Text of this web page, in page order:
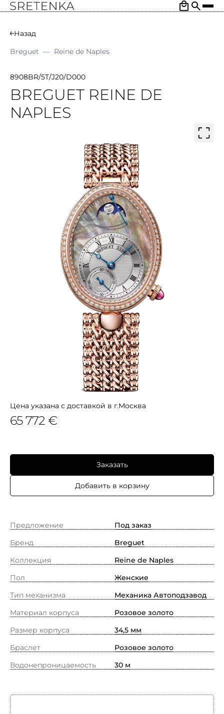
Назад
Breguet — Reine de Naples
8908BR/5T/J20/D000
BREGUET REINE DE
NAPLES
Цена указана с доставкой в г.Москва
65 772 €
Заказать
Добавить в корзину
Предложение
Под заказ
Бренд
Breguet
Коллекция
Reine de Naples
Пол
Женские
Тип механизма
Механика Автоподзавод
Материал корпуса
Розовое золото
Размер корпуса
34,5 мм
Браслет
Розовое золото
Водонепроницаемость
30 м